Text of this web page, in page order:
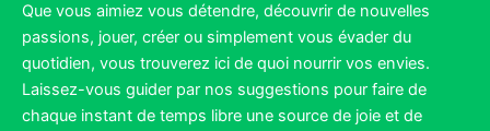
Que vous aimiez vous détendre, découvrir de nouvelles
passions, jouer, créer ou simplement vous évader du
quotidien, vous trouverez ici de quoi nourrir vos envies.
Laissez-vous guider par nos suggestions pour faire de
chaque instant de temps libre une source de joie et de